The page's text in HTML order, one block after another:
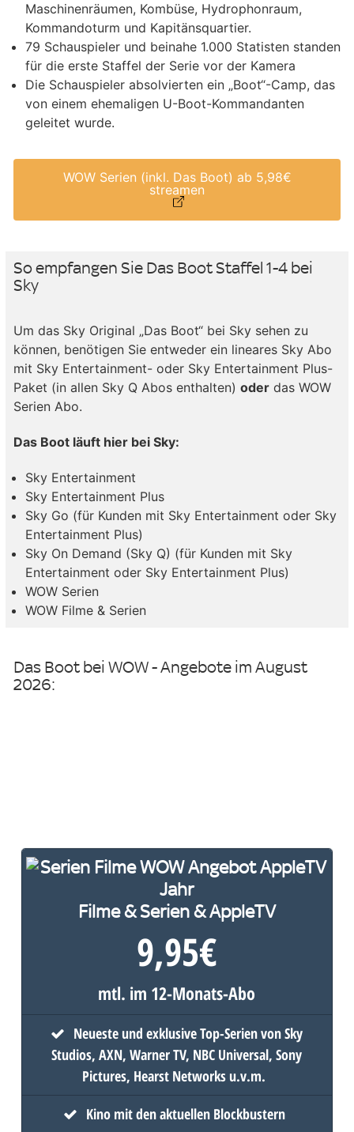
Maschinenräumen, Kombüse, Hydrophonraum,
Kommandoturm und Kapitänsquartier.
79 Schauspieler und beinahe 1.000 Statisten standen
für die erste Staffel der Serie vor der Kamera
Die Schauspieler absolvierten ein „Boot“-Camp, das
von einem ehemaligen U-Boot-Kommandanten
geleitet wurde.
WOW Serien (inkl. Das Boot) ab 5,98€
streamen
So empfangen Sie Das Boot Staffel 1-4 bei
Sky
Um das Sky Original „Das Boot“ bei Sky sehen zu
können, benötigen Sie entweder ein lineares Sky Abo
mit Sky Entertainment- oder Sky Entertainment Plus-
Paket (in allen Sky Q Abos enthalten) oder das WOW
Serien Abo.
Das Boot läuft hier bei Sky:
Sky Entertainment
Sky Entertainment Plus
Sky Go (für Kunden mit Sky Entertainment oder Sky
Entertainment Plus)
Sky On Demand (Sky Q) (für Kunden mit Sky
Entertainment oder Sky Entertainment Plus)
WOW Serien
WOW Filme & Serien
Das Boot bei WOW - Angebote im August
2026:
Filme & Serien & AppleTV
9,95€
mtl. im 12-Monats-Abo
Neueste und exklusive Top-Serien von Sky
Studios, AXN, Warner TV, NBC Universal, Sony
Pictures, Hearst Networks u.v.m.
Kino mit den aktuellen Blockbustern